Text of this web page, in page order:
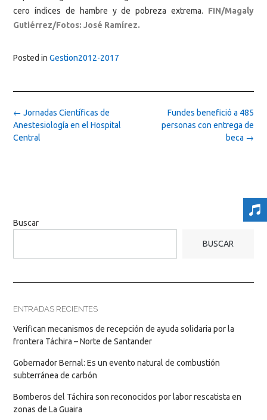
cero índices de hambre y de pobreza extrema. FIN/Magaly
Gutiérrez/Fotos: José Ramírez.
Posted in Gestion2012-2017
Post
navigation
Fundes benefició a 485
personas con entrega de
beca →
← Jornadas Científicas de
Anestesiología en el Hospital
Central
Buscar
BUSCAR
ENTRADAS RECIENTES
Verifican mecanismos de recepción de ayuda solidaria por la
frontera Táchira – Norte de Santander
Gobernador Bernal: Es un evento natural de combustión
subterránea de carbón
Bomberos del Táchira son reconocidos por labor rescatista en
zonas de La Guaira